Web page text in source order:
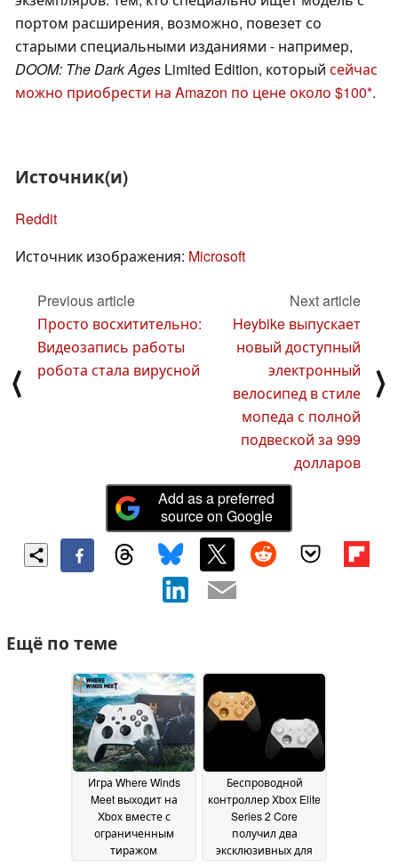
портом расширения, возможно, повезет со
старыми специальными изданиями - например,
DOOM: The Dark Ages Limited Edition, который сейчас
можно приобрести на Amazon по цене около $100 .
Источник(и)
Reddit
Источник изображения: Microsoft
⟨
Previous article
Просто восхитительно:
Видеозапись работы
робота стала вирусной
Next article
Heybike выпускает
новый доступный
электронный
велосипед в стиле
мопеда с полной
подвеской за 999
долларов
⟩
Add as a preferred
source on Google
Ещё по теме
Игра Where Winds
Meet выходит на
Xbox вместе с
ограниченным
тиражом
Беспроводной
контроллер Xbox Elite
Series 2 Core
получил два
эксклюзивных для